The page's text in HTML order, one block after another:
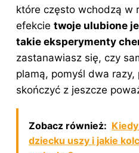
które często wchodzą w
efekcie twoje ulubione
takie eksperymenty
zastanawiasz się, czy
plamą, pomyśl dwa
skończyć z jeszcze
Zobacz również:
dziecku uszy i jakie